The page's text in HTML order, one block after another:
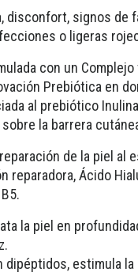
disconfort, signos de
o ligeras
con un
Prebiótica en
al prebiótico
la barrera
de la piel al
reparadora, Ácido
la piel en
dipéptidos, estimula